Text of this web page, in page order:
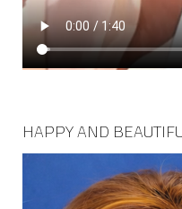
HAPPY AND